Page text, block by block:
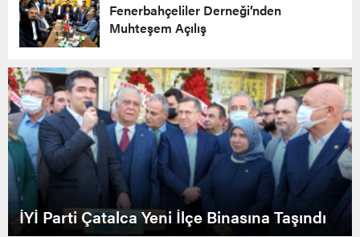
Fenerbahçeliler Derneği’nden
Muhteşem Açılış
İYİ Parti Çatalca Yeni İlçe Binasına Taşındı